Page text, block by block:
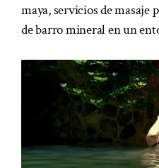
maya, servicios de masaje
de barro mineral en un